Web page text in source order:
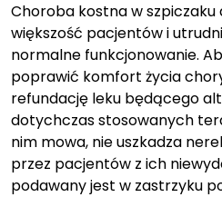
Choroba kostna w
większość pacjentów i
normalne funkcjonowanie.
poprawić komfort życia
refundację leku będącego
dotychczas stosowanych
nim mowa, nie uszkadza
przez pacjentów z ich
podawany jest w zastrzyku